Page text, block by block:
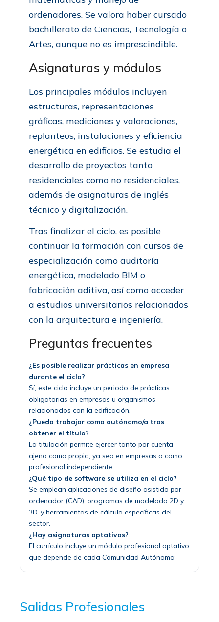
ordenadores. Se valora haber cursado
bachillerato de Ciencias, Tecnología o
Artes, aunque no es imprescindible.
Asignaturas y módulos
Los principales módulos incluyen
estructuras, representaciones
gráficas, mediciones y valoraciones,
replanteos, instalaciones y eficiencia
energética en edificios. Se estudia el
desarrollo de proyectos tanto
residenciales como no residenciales,
además de asignaturas de inglés
técnico y digitalización.
Tras finalizar el ciclo, es posible
continuar la formación con cursos de
especialización como auditoría
energética, modelado BIM o
fabricación aditiva, así como acceder
a estudios universitarios relacionados
con la arquitectura e ingeniería.
Preguntas frecuentes
¿Es posible realizar prácticas en empresa
durante el ciclo?
Sí, este ciclo incluye un periodo de prácticas
obligatorias en empresas u organismos
relacionados con la edificación.
¿Puedo trabajar como autónomo/a tras
obtener el título?
La titulación permite ejercer tanto por cuenta
ajena como propia, ya sea en empresas o como
profesional independiente.
¿Qué tipo de software se utiliza en el ciclo?
Se emplean aplicaciones de diseño asistido por
ordenador (CAD), programas de modelado 2D y
3D, y herramientas de cálculo específicas del
sector.
¿Hay asignaturas optativas?
El currículo incluye un módulo profesional optativo
que depende de cada Comunidad Autónoma.
Salidas Profesionales